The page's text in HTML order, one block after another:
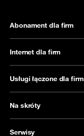
Abonament dla firm
Internet dla firm
Usługi łączone dla firm
Na skróty
Serwisy